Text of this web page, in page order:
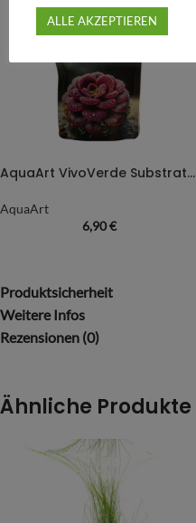
AquaArt VivoVerde Substrate für Fleischfressende Pflanzen
AquaArt
6,90€
Produktsicherheit
Weitere Infos
Rezensionen (0)
Ähnliche Produkte
ALLE AKZEPTIEREN